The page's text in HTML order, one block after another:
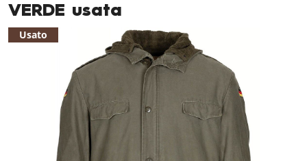
VERDE usata
Usato